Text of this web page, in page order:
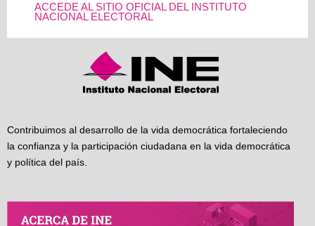
ACCEDE AL SITIO OFICIAL DEL INSTITUTO
NACIONAL ELECTORAL
Contribuimos al desarrollo de la vida democrática fortaleciendo
la confianza y la participación ciudadana en la vida democrática
y política del país.